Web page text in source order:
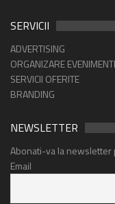
SERVICII
ADVERTISING
ORGANIZARE
SERVICII OFERITE
BRANDING
NEWSLETTER
Abonati-va la newsletter
Email